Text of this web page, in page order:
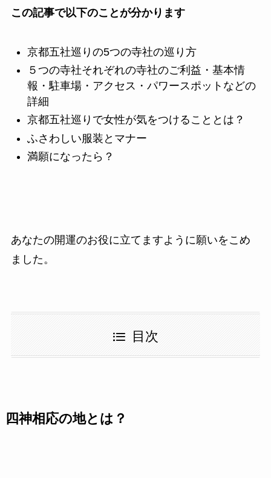
この記事で以下のことが分かります
京都五社巡りの5つの寺社の巡り方
５つの寺社それぞれの寺社のご利益・基本情
報・駐車場・アクセス・パワースポットなどの
詳細
京都五社巡りで女性が気をつけることとは？
ふさわしい服装とマナー
満願になったら？
あなたの開運のお役に立てますように願いをこめ
ました。
目次
四神相応の地とは？